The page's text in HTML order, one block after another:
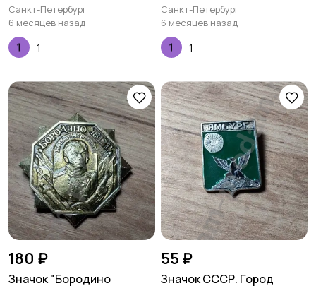
Санкт-Петербург
6 месяцев назад
1
Санкт-Петербург
6 месяцев назад
1
180 ₽
Значок "Бородино
55 ₽
Значок СССР. Город